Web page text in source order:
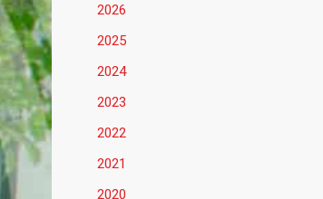
2026
2025
2024
2023
2022
2021
2020